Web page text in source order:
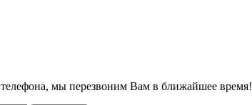
телефона, мы перезвоним Вам в ближайшее время!